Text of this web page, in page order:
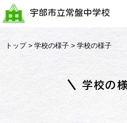
宇部市立常盤中学校
トップ>学校の様子 > 学校の様子
学校の